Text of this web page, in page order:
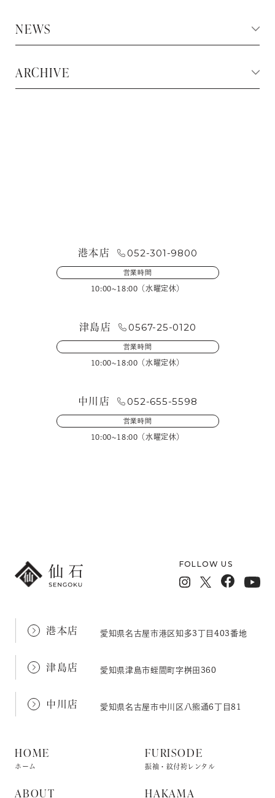
NEWS
ARCHIVE
港本店 052-301-9800
営業時間
10:00~18:00（水曜定休）
津島店 0567-25-0120
営業時間
10:00~18:00（水曜定休）
中川店 052-655-5598
営業時間
10:00~18:00（水曜定休）
FOLLOW US
港本店 愛知県名古屋市港区知多3丁目403番地
津島店 愛知県津島市蛭間町字桝田360
中川店 愛知県名古屋市中川区八熊通6丁目81
HOME
ホーム
ABOUT
FURISODE
振袖・紋付袴レンタル
HAKAMA